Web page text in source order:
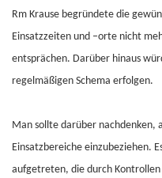
Rm Krause begründete die
Einsatzzeiten und –orte nicht
entsprächen. Darüber hinaus
regelmäßigen Schema erfolgen.
Man sollte darüber nachdenken,
Einsatzbereiche einzubeziehen.
aufgetreten, die durch